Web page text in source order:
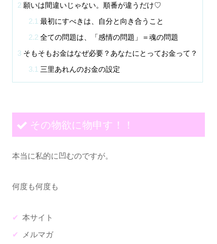
2 願いは間違いじゃない。順番が違うだけ♡
2.1 最初にすべきは、自分と向き合うこと
2.2 全ての問題は、「感情の問題」＝魂の問題
3そもそもお金はなぜ必要？あなたにとってお金って？
3.1 三里あれんのお金の設定
その物欲に物申す！！
本当に私的に凹むのですが。
何度も何度も
本サイト
メルマガ